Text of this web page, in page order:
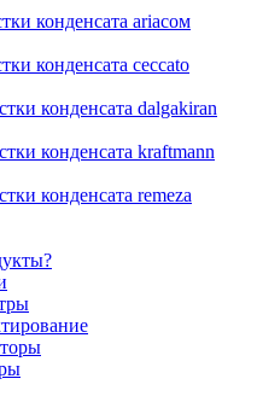
конденсата ariacом
конденсата ceccato
конденсата dalgakiran
конденсата kraftmann
конденсата remeza